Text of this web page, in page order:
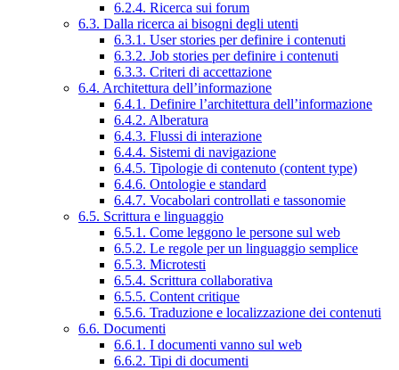
6.2.4. Ricerca sui forum
6.3. Dalla ricerca ai bisogni degli utenti
6.3.1. User stories per definire i contenuti
6.3.2. Job stories per definire i contenuti
6.3.3. Criteri di accettazione
6.4. Architettura dell’informazione
6.4.1. Definire l’architettura dell’informazione
6.4.2. Alberatura
6.4.3. Flussi di interazione
6.4.4. Sistemi di navigazione
6.4.5. Tipologie di contenuto (content type)
6.4.6. Ontologie e standard
6.4.7. Vocabolari controllati e tassonomie
6.5. Scrittura e linguaggio
6.5.1. Come leggono le persone sul web
6.5.2. Le regole per un linguaggio semplice
6.5.3. Microtesti
6.5.4. Scrittura collaborativa
6.5.5. Content critique
6.5.6. Traduzione e localizzazione dei contenuti
6.6. Documenti
6.6.1. I documenti vanno sul web
6.6.2. Tipi di documenti